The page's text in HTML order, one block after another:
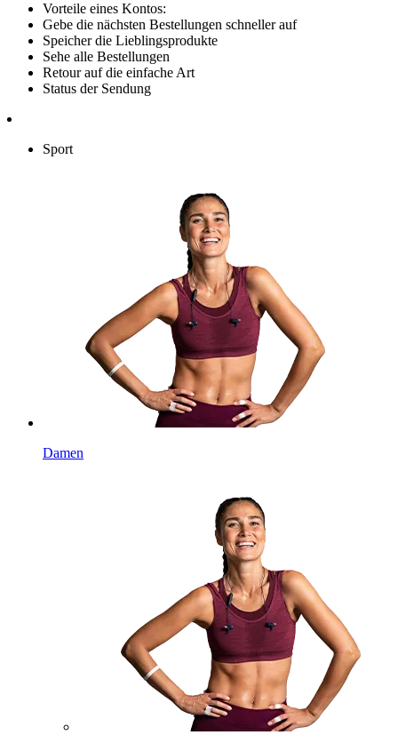
Vorteile eines Kontos:
Gebe die nächsten Bestellungen schneller auf
Speicher die Lieblingsprodukte
Sehe alle Bestellungen
Retour auf die einfache Art
Status der Sendung
Sport
Damen